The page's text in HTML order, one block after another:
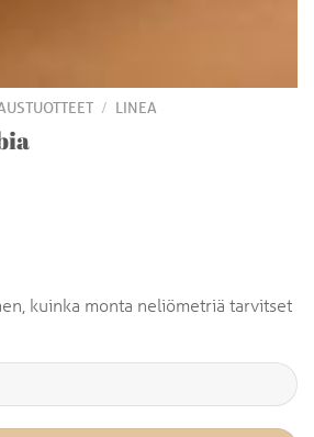
/ LINEA
kuinka monta neliömetriä tarvitset